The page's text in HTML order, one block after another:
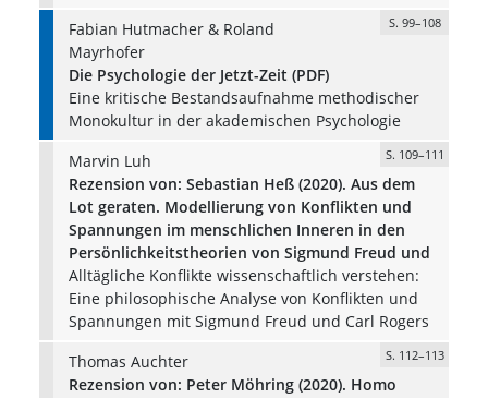
Fabian Hutmacher & Roland
Mayrhofer
S. 99–108
Die Psychologie der Jetzt-Zeit (PDF)
Eine kritische Bestandsaufnahme methodischer
Monokultur in der akademischen Psychologie
Marvin Luh
S. 109–111
Rezension von: Sebastian Heß (2020). Aus dem
Lot geraten. Modellierung von Konflikten und
Spannungen im menschlichen Inneren in den
Persönlichkeitstheorien von Sigmund Freud und
Alltägliche Konflikte wissenschaftlich verstehen:
Eine philosophische Analyse von Konflikten und
Spannungen mit Sigmund Freud und Carl Rogers
Thomas Auchter
S. 112–113
Rezension von: Peter Möhring (2020). Homo